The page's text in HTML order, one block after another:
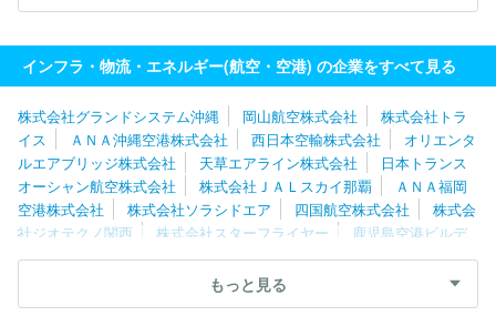
ェットエイト株式会社
国際航業株式会社
株式会社ソラシドエア
株式会社スカイワールド
ＡＮＡ沖縄空港株式会社
西濃シェンカ
インフラ・物流・エネルギー(航空・空港) の企業をすべて見る
株式会社グランドシステム沖縄 岡山航空株式会社
株式会社トラ
イス
ＡＮＡ沖縄空港株式会社 西日本空輸株式会社
オリエンタ
ルエアブリッジ株式会社
天草エアライン株式会社
日本トランス
オーシャン航空株式会社
株式会社ＪＡＬスカイ那覇
ＡＮＡ福岡
空港株式会社
株式会社ソラシドエア 四国航空株式会社
株式会
社ジオテクノ関西
株式会社スターフライヤー
鹿児島空港ビルデ
ィング株式会社
日本エアコミューター株式会社
新関西国際空港
写測エンジニアリング株式会社
古屋空港ビルディング株式会社
もっと見る